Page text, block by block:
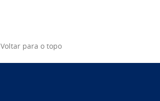
Voltar para o topo